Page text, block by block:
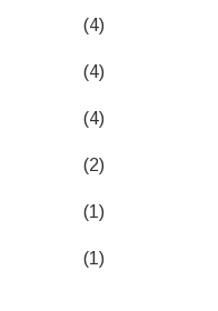
(4)
(4)
(4)
(2)
(1)
(1)